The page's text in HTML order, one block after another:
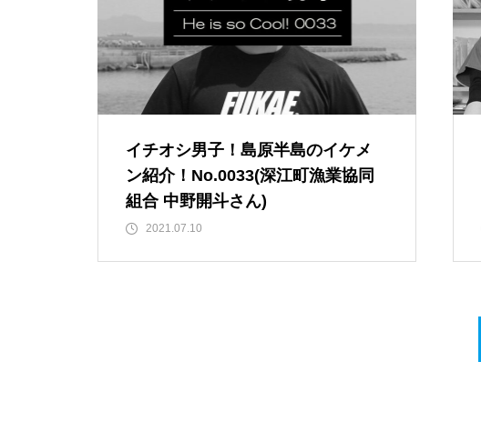
【NEW OPEN】SHINY
Scissors
イチオシ男子！島原半島のイケメ
ン紹介！No.0033(深江町漁業協同
組合 中野開斗さん)
2021.07.10